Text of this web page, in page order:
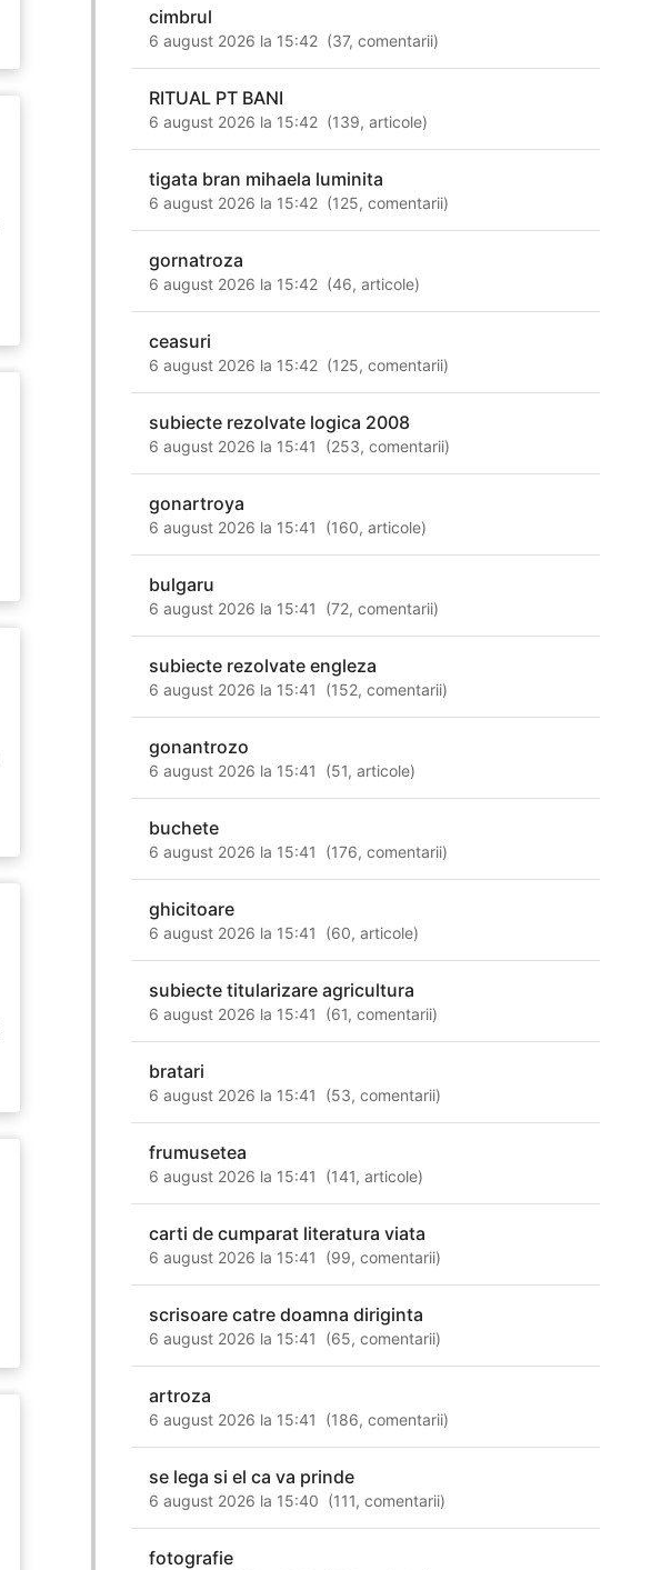
cimbrul
6 august 2026 la 15:42 (37,comentarii)
RITUAL PT BANI
6 august 2026 la 15:42 (139,articole)
tigata bran mihaela luminita
6 august 2026 la 15:42 (125,comentarii)
gornatroza
6 august 2026 la 15:42 (46,articole)
ceasuri
6 august 2026 la 15:42 (125,comentarii)
subiecte rezolvate logica 2008
6 august 2026 la 15:41 (253,comentarii)
gonartroya
6 august 2026 la 15:41 (160,articole)
bulgaru
6 august 2026 la 15:41 (72,comentarii)
subiecte rezolvate engleza
6 august 2026 la 15:41 (152,comentarii)
gonantrozo
6 august 2026 la 15:41 (51,articole)
buchete
6 august 2026 la 15:41 (176,comentarii)
ghicitoare
6 august 2026 la 15:41 (60,articole)
subiecte titularizare agricultura
6 august 2026 la 15:41 (61,comentarii)
bratari
6 august 2026 la 15:41 (53,comentarii)
frumusetea
6 august 2026 la 15:41 (141,articole)
carti de cumparat literatura viata
6 august 2026 la 15:41 (99,comentarii)
scrisoare catre doamna diriginta
6 august 2026 la 15:41 (65,comentarii)
artroza
6 august 2026 la 15:41 (186,comentarii)
se lega si el ca va prinde
6 august 2026 la 15:40 (111,comentarii)
fotografie